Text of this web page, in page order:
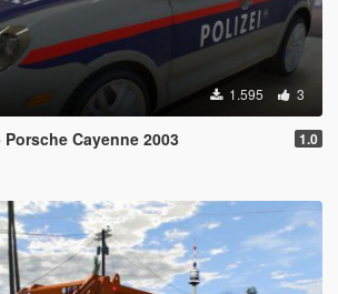
1.595 3
Cayenne 2003 1.0